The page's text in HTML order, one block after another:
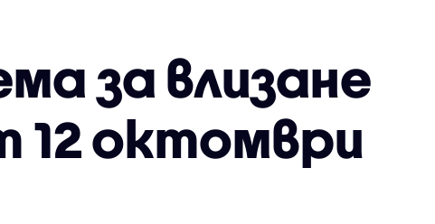
за влизане
12 октомври